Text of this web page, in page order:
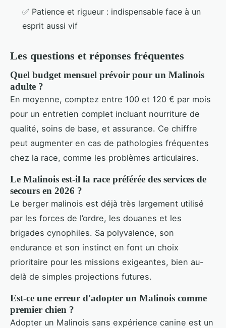
✅ Patience et rigueur : indispensable face à un
esprit aussi vif
Les questions et réponses fréquentes
Quel budget mensuel prévoir pour un Malinois
adulte ?
En moyenne, comptez entre 100 et 120 € par mois
pour un entretien complet incluant nourriture de
qualité, soins de base, et assurance. Ce chiffre
peut augmenter en cas de pathologies fréquentes
chez la race, comme les problèmes articulaires.
Le Malinois est-il la race préférée des services de
secours en 2026 ?
Le berger malinois est déjà très largement utilisé
par les forces de l’ordre, les douanes et les
brigades cynophiles. Sa polyvalence, son
endurance et son instinct en font un choix
prioritaire pour les missions exigeantes, bien au-
delà de simples projections futures.
Est-ce une erreur d'adopter un Malinois comme
premier chien ?
Adopter un Malinois sans expérience canine est un